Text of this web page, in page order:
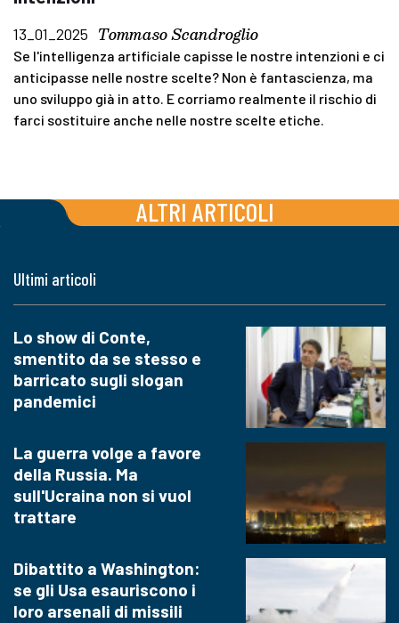
13_01_2025 Tommaso Scandroglio
Se l'intelligenza artificiale capisse le nostre intenzioni e ci
anticipasse nelle nostre scelte? Non è fantascienza, ma
uno sviluppo già in atto. E corriamo realmente il rischio di
farci sostituire anche nelle nostre scelte etiche.
ALTRI ARTICOLI
Ultimi articoli
Lo show di Conte,
smentito da se stesso e
barricato sugli slogan
pandemici
La guerra volge a favore
della Russia. Ma
sull'Ucraina non si vuol
trattare
Dibattito a Washington:
se gli Usa esauriscono i
loro arsenali di missili